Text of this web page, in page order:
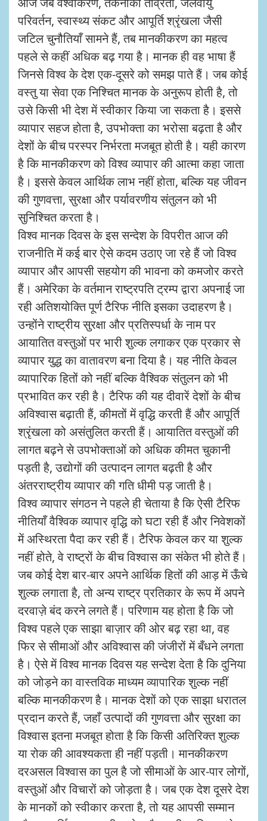
परिवर्तन, स्वास्थ्य संकट और आपूर्ति श्रृंखला जैसी
जटिल चुनौतियाँ सामने हैं, तब मानकीकरण का महत्व
पहले से कहीं अधिक बढ़ गया है। मानक ही वह भाषा हैं
जिनसे विश्व के देश एक-दूसरे को समझ पाते हैं। जब कोई
वस्तु या सेवा एक निश्चित मानक के अनुरूप होती है, तो
उसे किसी भी देश में स्वीकार किया जा सकता है। इससे
व्यापार सहज होता है, उपभोक्ता का भरोसा बढ़ता है और
देशों के बीच परस्पर निर्भरता मजबूत होती है। यही कारण
है कि मानकीकरण को विश्व व्यापार की आत्मा कहा जाता
है। इससे केवल आर्थिक लाभ नहीं होता, बल्कि यह जीवन
की गुणवत्ता, सुरक्षा और पर्यावरणीय संतुलन को भी
सुनिश्चित करता है।
विश्व मानक दिवस के इस सन्देश के विपरीत आज की
राजनीति में कई बार ऐसे कदम उठाए जा रहे हैं जो विश्व
व्यापार और आपसी सहयोग की भावना को कमजोर करते
हैं। अमेरिका के वर्तमान राष्ट्रपति ट्रम्प द्वारा अपनाई जा
रही अतिशयोक्ति पूर्ण टैरिफ नीति इसका उदाहरण है।
उन्होंने राष्ट्रीय सुरक्षा और प्रतिस्पर्धा के नाम पर
आयातित वस्तुओं पर भारी शुल्क लगाकर एक प्रकार से
व्यापार युद्ध का वातावरण बना दिया है। यह नीति केवल
व्यापारिक हितों को नहीं बल्कि वैश्विक संतुलन को भी
प्रभावित कर रही है। टैरिफ की यह दीवारें देशों के बीच
अविश्वास बढ़ाती हैं, कीमतों में वृद्धि करती हैं और आपूर्ति
श्रृंखला को असंतुलित करती हैं। आयातित वस्तुओं की
लागत बढ़ने से उपभोक्ताओं को अधिक कीमत चुकानी
पड़ती है, उद्योगों की उत्पादन लागत बढ़ती है और
अंतरराष्ट्रीय व्यापार की गति धीमी पड़ जाती है।
विश्व व्यापार संगठन ने पहले ही चेताया है कि ऐसी टैरिफ
नीतियाँ वैश्विक व्यापार वृद्धि को घटा रही हैं और निवेशकों
में अस्थिरता पैदा कर रही हैं। टैरिफ केवल कर या शुल्क
नहीं होते, वे राष्ट्रों के बीच विश्वास का संकेत भी होते हैं।
जब कोई देश बार-बार अपने आर्थिक हितों की आड़ में ऊँचे
शुल्क लगाता है, तो अन्य राष्ट्र प्रतिकार के रूप में अपने
दरवाज़े बंद करने लगते हैं। परिणाम यह होता है कि जो
विश्व पहले एक साझा बाज़ार की ओर बढ़ रहा था, वह
फिर से सीमाओं और अविश्वास की जंजीरों में बँधने लगता
है। ऐसे में विश्व मानक दिवस यह सन्देश देता है कि दुनिया
को जोड़ने का वास्तविक माध्यम व्यापारिक शुल्क नहीं
बल्कि मानकीकरण है। मानक देशों को एक साझा धरातल
प्रदान करते हैं, जहाँ उत्पादों की गुणवत्ता और सुरक्षा का
विश्वास इतना मजबूत होता है कि किसी अतिरिक्त शुल्क
या रोक की आवश्यकता ही नहीं पड़ती। मानकीकरण
दरअसल विश्वास का पुल है जो सीमाओं के आर-पार लोगों,
वस्तुओं और विचारों को जोड़ता है। जब एक देश दूसरे देश
के मानकों को स्वीकार करता है, तो यह आपसी सम्मान